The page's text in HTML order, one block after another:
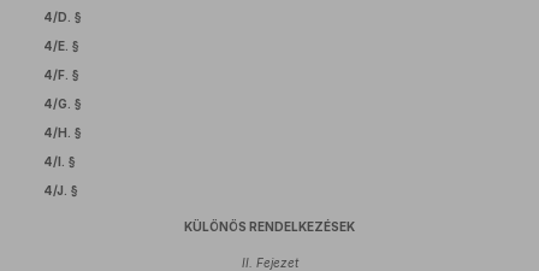
4/D. §
4/E. §
4/F. §
4/G. §
4/H. §
4/I. §
4/J. §
KÜLÖNÖS RENDELKEZÉSEK
II. Fejezet